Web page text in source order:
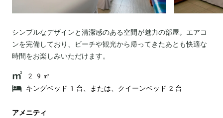
シンプルなデザインと清潔感のある空間が魅力の部屋。エアコ
ンを完備しており、ビーチや観光から帰ってきたあとも快適な
時間をお楽しみいただけます。
29㎡
キングベッド1台、または、クイーンベッド2台
アメニティ